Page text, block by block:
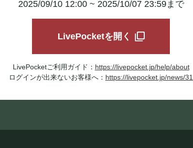
2025/09/10 12:00 ~ 2025/10/07 23:59まで
LivePocketを開く
LivePocketご利用ガイド： https://livepocket.jp/help/about
ログインが出来ないお客様へ： https://livepocket.jp/news/31